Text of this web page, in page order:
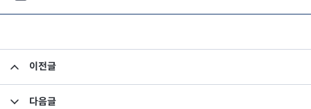
이전글
다음글